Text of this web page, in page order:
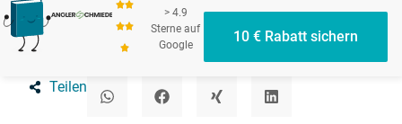
Teilen
> 4.9
Sterne auf
Google
10 € Rabatt sichern